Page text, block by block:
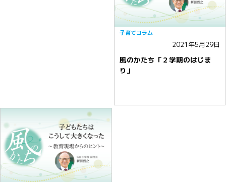
2021年5月29日
風のかたち「２学期のはじま
り」
子育てコラム